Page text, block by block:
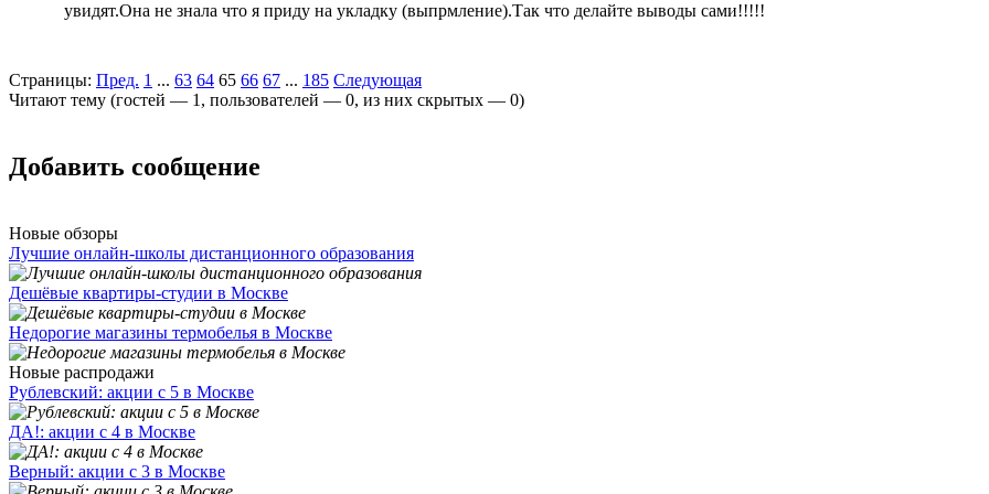
увидят.Она не знала что я приду на укладку (выпрмление).Так что делайте выводы сами!!!!!
Страницы: Пред. 1 ... 63 64 65 66 67 ... 185 Следующая
Читают тему (гостей — 1 , пользователей — 0, из них скрытых — 0)
Добавить сообщение
Новые обзоры
Лучшие онлайн-школы дистанционного образования
Дешёвые квартиры-студии в Москве
Недорогие магазины термобелья в Москве
Новые распродажи
Рублевский: акции с 5 в Москве
ДА!: акции с 4 в Москве
Верный: акции с 3 в Москве